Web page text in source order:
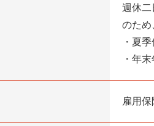
週休二
のため
・夏
・年
雇用